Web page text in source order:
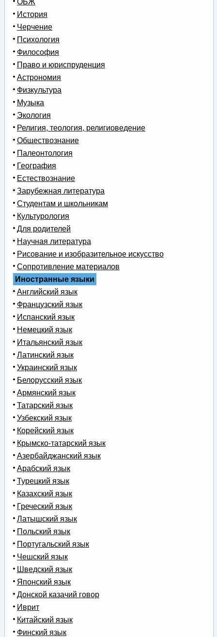
История
Черчение
Психология
Философия
Право и юриспруденция
Астрономия
Физкультура
Музыка
Экология
Религия, теология, религиоведение
Обществознание
Палеонтология
География
Естествознание
Зарубежная литература
Студентам и школьникам
Культурология
Для родителей
Научная литература
Рисование и изобразительное искусство
Сопротивление материалов
Иностранные языки
Английский язык
Французский язык
Испанский язык
Немецкий язык
Итальянский язык
Латинский язык
Украинский язык
Белорусский язык
Армянский язык
Татарский язык
Узбекский язык
Корейский язык
Крымско-татарский язык
Азербайджанский язык
Арабский язык
Турецкий язык
Казахский язык
Греческий язык
Латышский язык
Польский язык
Португальский язык
Чешский язык
Шведский язык
Японский язык
Донской казачий говор
Иврит
Китайский язык
Финский язык